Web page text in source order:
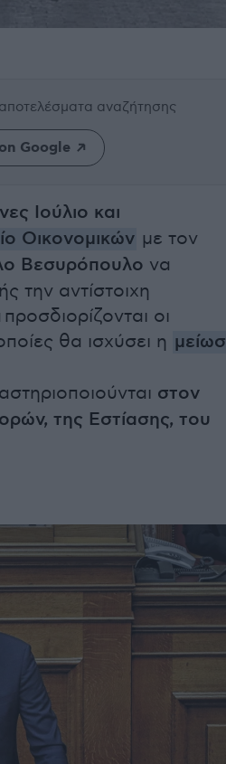
αναζήτησης
Google
Ιούλιο και
Οικονομικών με τον
Βεσυρόπουλο να
την αντίστοιχη
προσδιορίζονται οι
θα ισχύσει η
στον
της Εστίασης, του